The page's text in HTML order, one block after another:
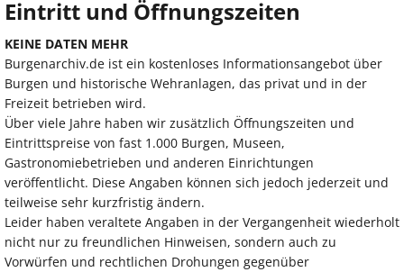
Eintritt und Öffnungszeiten
KEINE DATEN MEHR
Burgenarchiv.de ist ein kostenloses Informationsangebot über
Burgen und historische Wehranlagen, das privat und in der
Freizeit betrieben wird.
Über viele Jahre haben wir zusätzlich Öffnungszeiten und
Eintrittspreise von fast 1.000 Burgen, Museen,
Gastronomiebetrieben und anderen Einrichtungen
veröffentlicht. Diese Angaben können sich jedoch jederzeit und
teilweise sehr kurzfristig ändern.
Leider haben veraltete Angaben in der Vergangenheit wiederholt
nicht nur zu freundlichen Hinweisen, sondern auch zu
Vorwürfen und rechtlichen Drohungen gegenüber